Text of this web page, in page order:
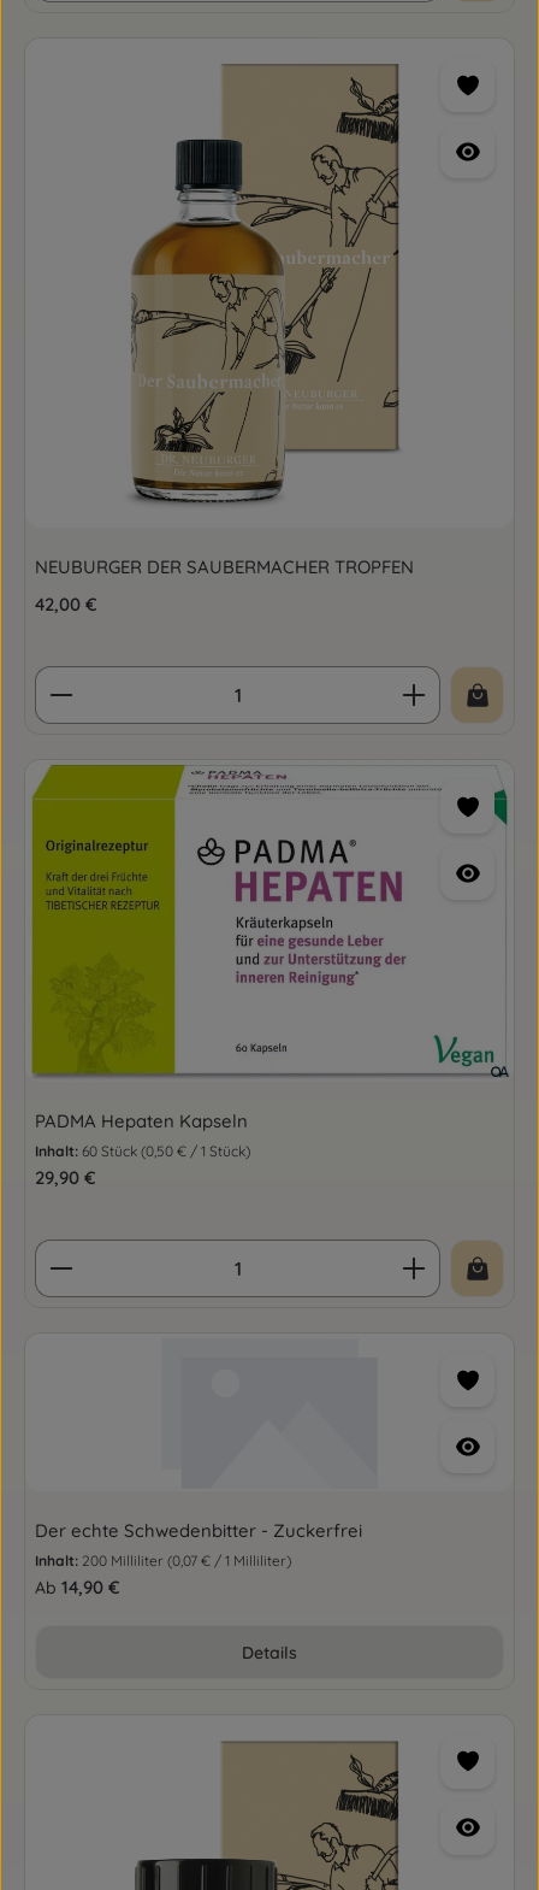
NEUBURGER DER SAUBERMACHER TROPFEN
Regulärer Preis:
42,00 €
Produkt Anzahl: Gib den gewünschten Wert
PADMA Hepaten Kapseln
Inhalt: 60 Stück (0,50 € / 1 Stück)
Regulärer Preis:
29,90 €
Produkt Anzahl: Gib den gewünschten Wert
Der echte Schwedenbitter - Zuckerfrei
Inhalt: 200 Milliliter (0,07 € / 1 Milliliter)
Regulärer Preis:
Ab 14,90 €
Details